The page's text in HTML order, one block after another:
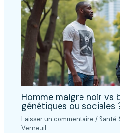
Homme maigre noir vs
génétiques ou sociales
Laisser un commentaire / Santé
Verneuil